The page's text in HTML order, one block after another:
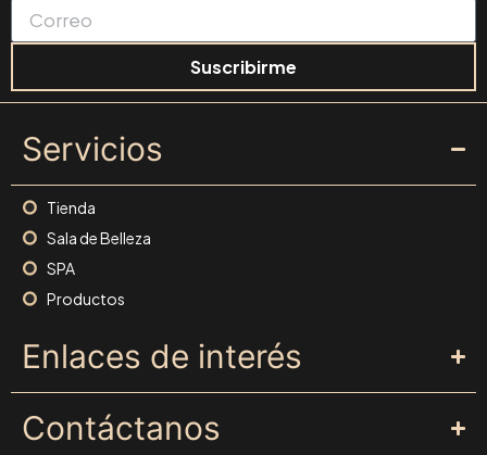
Suscribirme
Servicios
Tienda
Sala de Belleza
SPA
Productos
Enlaces de interés
Contáctanos